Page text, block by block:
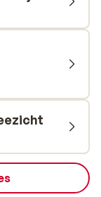
een bedje in de
met kleinere
Een
en in de gym
Het
voor zowel
je kiest voor